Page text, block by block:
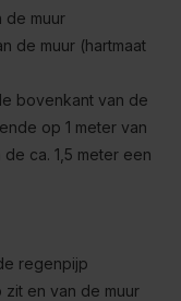
de muur
de muur (hartmaat
bovenkant van de
op 1 meter van
ca. 1,5 meter een
regenpijp
en van de muur